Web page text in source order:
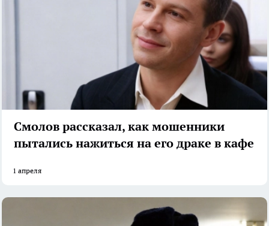
Смолов рассказал, как мошенники
пытались нажиться на его драке в кафе
1 апреля